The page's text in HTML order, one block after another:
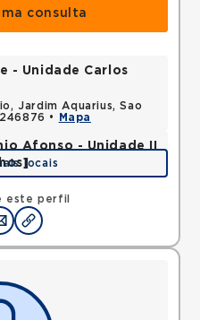
consulta
este perfil
- Unidade Carlos
Jardim Aquarius, Sao
•
Mapa
Afonso - Unidade II
Centro, Jacarei, SP,
locais